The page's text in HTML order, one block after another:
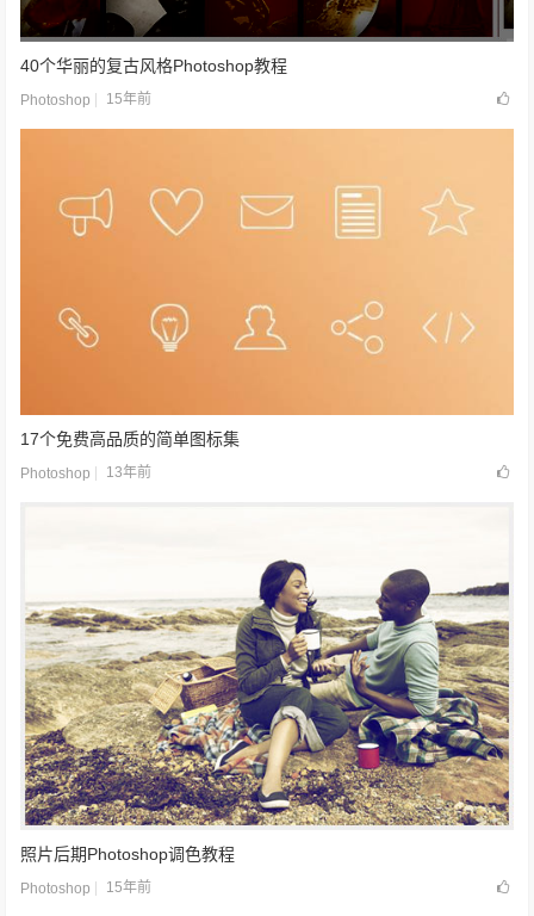
40个华丽的复古风格Photoshop教程
Photoshop 15年前
17个免费高品质的简单图标集
Photoshop 13年前
照片后期Photoshop调色教程
Photoshop 15年前